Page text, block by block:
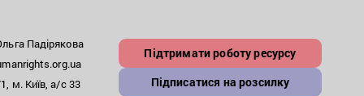
Падірякова
м. Київ, а/с 33
Підтримати роботу ресурсу
Підписатися на розсилку